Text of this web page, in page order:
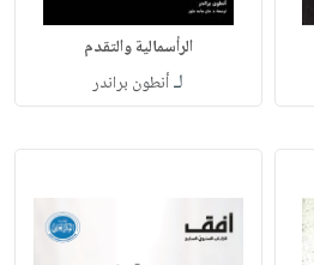
الرأسمالية والتقدم
لـأنطون براندر